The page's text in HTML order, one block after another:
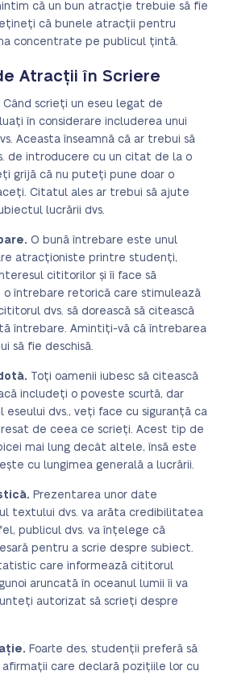
că un bun atracție trebuie să fie
că bunele atracții pentru
concentrate pe publicul țintă.
Atracții în Scriere
Când scrieți un eseu legat de
în considerare includerea unui
Aceasta înseamnă că ar trebui să
de introducere cu un citat de la o
grijă că nu puteți pune doar o
Citatul ales ar trebui să ajute
lucrării dvs.
O bună întrebare este unul
atracționiste printre studenți,
cititorilor și îi face să
o întrebare retorică care stimulează
dvs. să dorească să citească
întrebare. Amintiți-vă că întrebarea
să fie deschisă.
Toți oamenii iubesc să citească
includeți o poveste scurtă, dar
dvs., veți face cu siguranță ca
de ceea ce scrieți. Acest tip de
mai lung decât altele, însă este
cu lungimea generală a lucrării.
Prezentarea unor date
textului dvs. va arăta credibilitatea
publicul dvs. va înțelege că
pentru a scrie despre subiect.
care informează cititorul
aruncată în oceanul lumii îi va
autorizat să scrieți despre
Foarte des, studenții preferă să
afirmații care declară pozițiile lor cu